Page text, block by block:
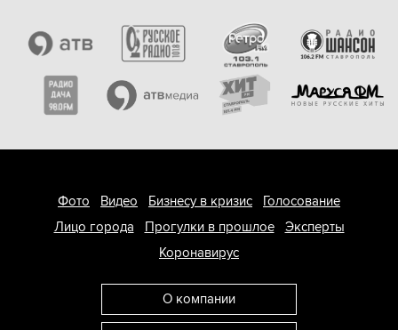
Фото Видео Бизнесу в кризис
Голосование
Лицо города
Прогулки в прошлое
Эксперты
Коронавирус
О компании